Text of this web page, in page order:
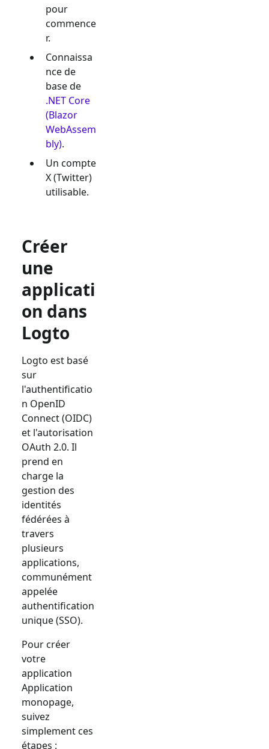
pour
commence
r.
Connaissa
nce de
base de
.NET Core
(Blazor
WebAssem
bly).
Un compte
X (Twitter)
utilisable.
Créer
une
applicati
on dans
Logto
Logto est basé
sur
l'authentificatio
n OpenID
Connect (OIDC)
et l'autorisation
OAuth 2.0. Il
prend en
charge la
gestion des
identités
fédérées à
travers
plusieurs
applications,
communément
appelée
authentification
unique (SSO).
Pour créer
votre
application
Application
monopage,
suivez
simplement ces
étapes :